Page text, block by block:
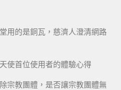
用的是銅瓦，慈濟人澄清網路
使首位使用者的體驗心得
宗教團體，是否讓宗教團體無